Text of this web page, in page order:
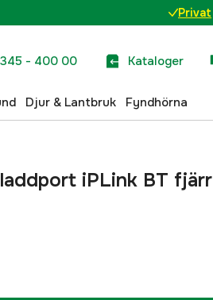
Privat
- 400 00 Kataloger
Djur & Lantbruk Fyndhörna
iPLink BT fjärr